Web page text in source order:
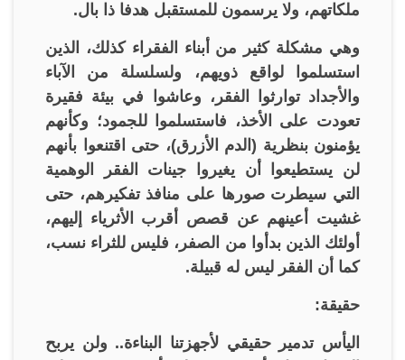
ملكاتهم، ولا يرسمون للمستقبل هدفا ذا بال.
وهي مشكلة كثير من أبناء الفقراء كذلك، الذين
استسلموا لواقع ذويهم، ولسلسلة من الآباء
والأجداد توارثوا الفقر، وعاشوا في بيئة فقيرة
تعودت على الأخذ، فاستسلموا للجمود؛ وكأنهم
يؤمنون بنظرية (الدم الأزرق)، حتى اقتنعوا بأنهم
لن يستطيعوا أن يغيروا جينات الفقر الوهمية
التي سيطرت صورها على منافذ تفكيرهم، حتى
غشيت أعينهم عن قصص أقرب الأثرياء إليهم،
أولئك الذين بدأوا من الصفر، فليس للثراء نسب،
كما أن الفقر ليس له قبيلة.
حقيقة:
اليأس تدمير حقيقي لأجهزتنا البناءة.. ولن يربح